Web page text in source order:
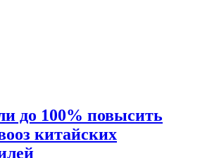
до 100% повысить
китайских